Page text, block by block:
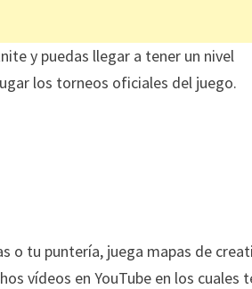
y puedas llegar a tener un nivel
los torneos oficiales del juego.
o tu puntería, juega mapas de
vídeos en YouTube en los cuales